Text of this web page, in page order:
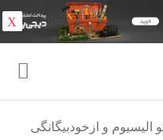
الیسیوم و ازخودبیگانگی
X